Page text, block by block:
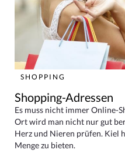
SHOPPING
Shopping-Adressen
Es muss nicht immer Online-
Ort wird man nicht nur gut
Herz und Nieren prüfen. Kiel
Menge zu bieten.